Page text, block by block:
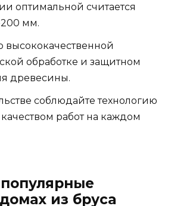
оптимальной считается
мм.
высококачественной
обработке и защитном
древесины.
соблюдайте технологию
работ на каждом
из бруса